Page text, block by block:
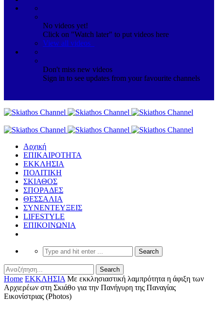
No videos yet!
Click on "Watch later" to put videos here
View all videos
Don't miss new videos
Sign in to see updates from your favourite channels
Αρχική
ΕΠΙΚΑΙΡΟΤΗΤΑ
ΕΚΚΛΗΣΙΑ
ΠΟΛΙΤΙΚΗ
ΣΚΙΑΘΟΣ
ΣΠΟΡΑΔΕΣ
ΘΕΣΣΑΛΙΑ
ΣΥΝΕΝΤΕΥΞΕΙΣ
LIFESTYLE
ΕΠΙΚΟΙΝΩΝΙΑ
Home ΕΚΚΛΗΣΙΑ Με εκκλησιαστική λαμπρότητα η άφιξη των
Αρχιερέων στη Σκιάθο για την Πανήγυρη της Παναγίας
Εικονίστριας (Photos)